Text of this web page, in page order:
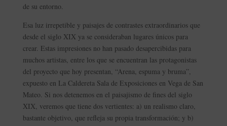
de su entorno.
Esa luz irrepetible y paisajes de contrastes extraordinarios que
desde el siglo XIX ya se consideraban lugares únicos para
crear. Estas impresiones no han pasado desapercibidas para
muchos artistas, entre los que se encuentran las protagonistas
del proyecto que hoy presentan, “Arena, espuma y bruma”,
expuesto en La Caldereta Sala de Exposiciones en Vega de San
Mateo. Si nos detenemos en el paisajismo de fines del siglo
XIX, veremos que tiene dos vertientes: a) un realismo claro,
bastante objetivo, que refleja su propia transformación; y b)